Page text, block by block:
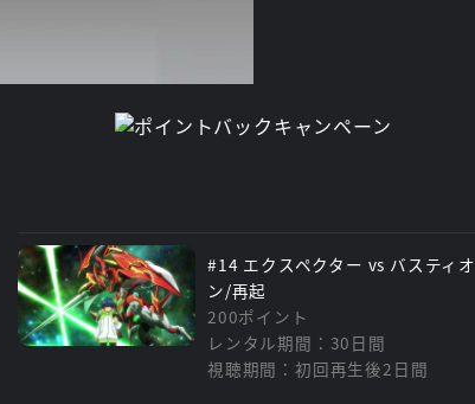
#14 エクスペクター vs バスティオ
ン/再起
200ポイント
レンタル期間：30日間
視聴期間：初回再生後2日間